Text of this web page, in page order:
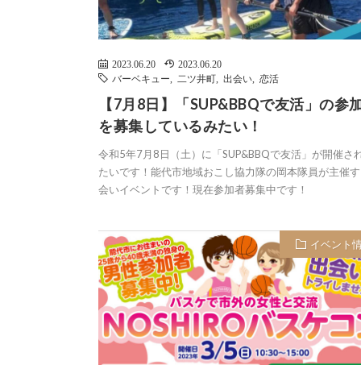
2023.06.20
2023.06.20
バーベキュー
二ツ井町 出会い 恋活
【7月8日】「SUP&BBQで友活」の参
を募集しているみたい！
令和5年7月8日（土）に「SUP&BBQで友活」が開催さ
たいです！能代市地域おこし協力隊の岡本隊員が主催
会いイベントです！現在参加者募集中です！
イベント